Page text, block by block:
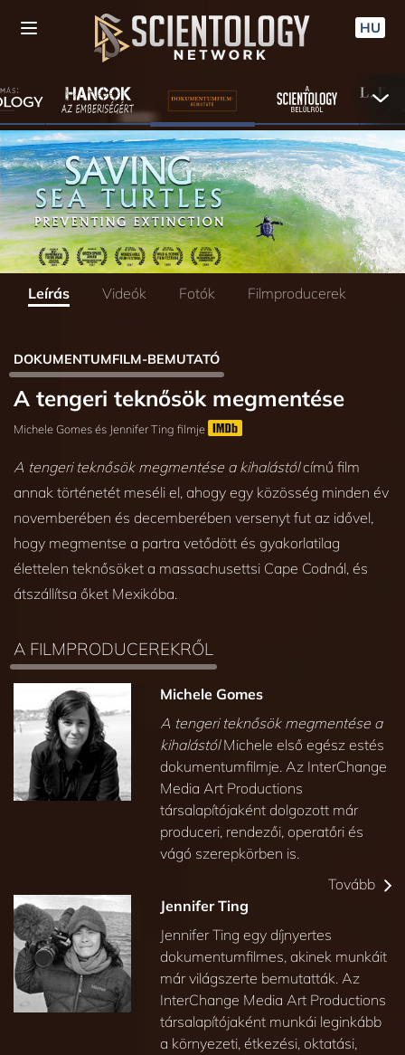
HU
Leírás Videók Fotók Filmproducerek
DOKUMENTUMFILM-BEMUTATÓ
A tengeri teknősök megmentése
Michele Gomes és Jennifer Ting filmje
A tengeri teknősök megmentése a kihalástólcímű film
annak történetét meséli el, ahogy egy közösség minden év
novemberében és decemberében versenyt fut az idővel,
hogy megmentse a partra vetődött és gyakorlatilag
élettelen teknősöket a massachusettsi Cape Codnál, és
átszállítsa őket Mexikóba.
A FILMPRODUCEREKRŐL
Michele Gomes
A tengeri teknősök megmentése a
kihalástólMichele első egész estés
dokumentumfilmje. Az InterChange
Media Art Productions
társalapítójaként dolgozott már
produceri, rendezői, operatőri és
vágó szerepkörben is.
Tovább
Jennifer Ting
Jennifer Ting egy díjnyertes
dokumentumfilmes, akinek munkáit
már világszerte bemutatták. Az
InterChange Media Art Productions
társalapítójaként munkái leginkább
a környezeti, étkezési, oktatási,